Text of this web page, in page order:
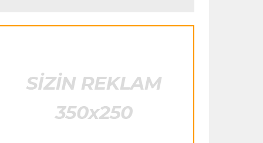
etməmişəm"
Barkola üçün 115 milyon